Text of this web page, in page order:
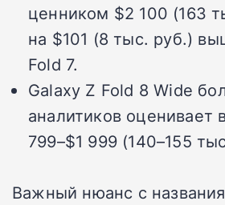
ценником $2 100 (163
на $101 (8 тыс. руб.)
Fold 7.
Galaxy Z Fold 8 Wide
аналитиков оценивает
799–$1 999 (140–155
Важный нюанс с